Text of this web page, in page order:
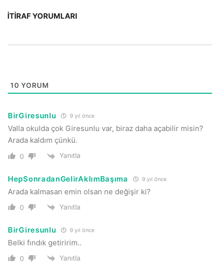
İTIRAF YORUMLARI
10 YORUM
BirGiresunlu 9 yıl önce
Valla okulda çok Giresunlu var, biraz daha açabilir misin?
Arada kaldım çünkü.
0 Yanıtla
HepSonradanGelirAklımBaşıma 9 yıl önce
Arada kalmasan emin olsan ne değişir ki?
0 Yanıtla
BirGiresunlu 9 yıl önce
Belki fındık getiririm..
0 Yanıtla